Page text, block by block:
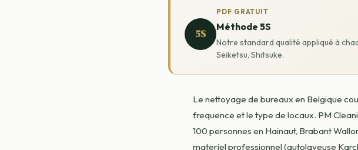
5S
PDF GRATUIT
Méthode 5S
Notre standard qualité appliqué à
Seiketsu, Shitsuke.
Le nettoyage de bureaux en Belgique
frequence et le type de locaux. PM
100 personnes en Hainaut, Brabant
materiel professionnel (autolaveuse